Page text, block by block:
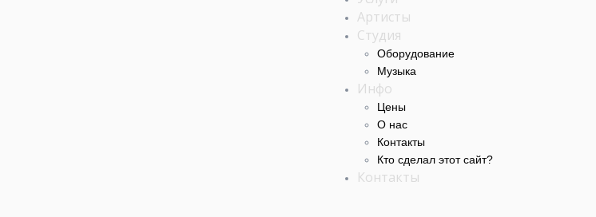
Артисты
Студия
Оборудование
Музыка
Инфо
Цены
О нас
Контакты
Кто сделал этот cайт?
Контакты